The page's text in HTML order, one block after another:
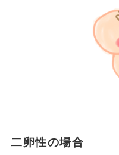
二卵性の場合